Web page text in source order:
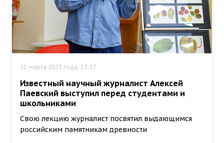
21 марта 2023 года, 13:27
Известный научный журналист Алексей
Паевский выступил перед студентами и
школьниками
Свою лекцию журналист посвятил выдающимся
российским памятникам древности